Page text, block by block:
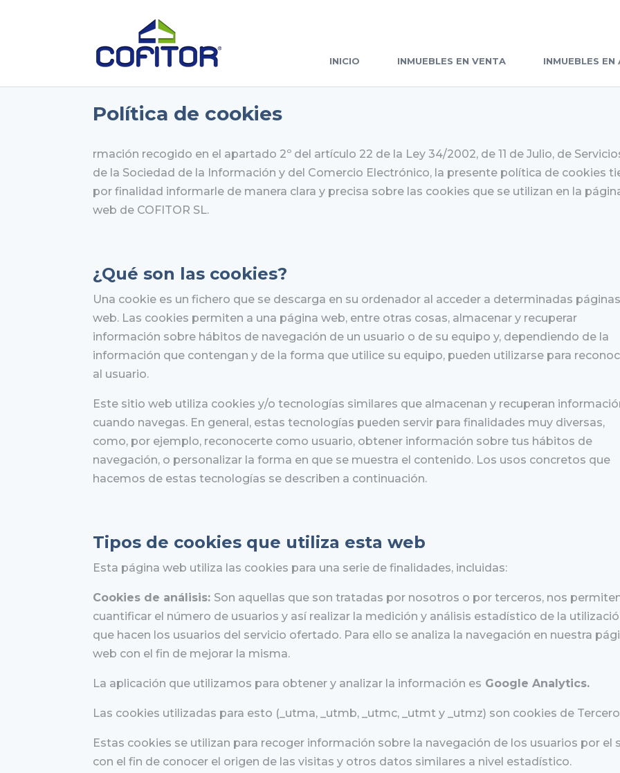
INICIO INMUEBLES EN VENTA INMUEBLES EN
Política de cookies
rmación recogido en el apartado 2º del artículo 22 de la Ley 34/2002, de 11 de Julio, de
de la Sociedad de la Información y del Comercio Electrónico, la presente política de cookies
por finalidad informarle de manera clara y precisa sobre las cookies que se utilizan en la
web de COFITOR SL.
¿Qué son las cookies?
Una cookie es un fichero que se descarga en su ordenador al acceder a determinadas
web. Las cookies permiten a una página web, entre otras cosas, almacenar y recuperar
información sobre hábitos de navegación de un usuario o de su equipo y, dependiendo de la
información que contengan y de la forma que utilice su equipo, pueden utilizarse para
al usuario.
Este sitio web utiliza cookies y/o tecnologías similares que almacenan y recuperan
cuando navegas. En general, estas tecnologías pueden servir para finalidades muy diversas,
como, por ejemplo, reconocerte como usuario, obtener información sobre tus hábitos de
navegación, o personalizar la forma en que se muestra el contenido. Los usos concretos que
hacemos de estas tecnologías se describen a continuación.
Tipos de cookies que utiliza esta web
Esta página web utiliza las cookies para una serie de finalidades, incluidas:
Cookies de análisis: Son aquellas que son tratadas por nosotros o por terceros, nos
cuantificar el número de usuarios y así realizar la medición y análisis estadístico de la
que hacen los usuarios del servicio ofertado. Para ello se analiza la navegación en nuestra
web con el fin de mejorar la misma.
La aplicación que utilizamos para obtener y analizar la información es Google Analytics.
Las cookies utilizadas para esto (_utma, _utmb, _utmc, _utmt y _utmz) son cookies de
Estas cookies se utilizan para recoger información sobre la navegación de los usuarios por el
con el fin de conocer el origen de las visitas y otros datos similares a nivel estadístico.